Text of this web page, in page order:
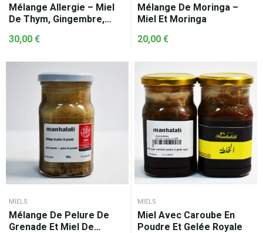
Mélange Allergie – Miel
De Thym, Gingembre,
30,00 €
Mélange De Moringa –
Miel Et Moringa
20,00 €
MIELS
Mélange De Pelure De
Grenade Et Miel De
MIELS
Miel Avec Caroube En
Poudre Et Gelée Royale